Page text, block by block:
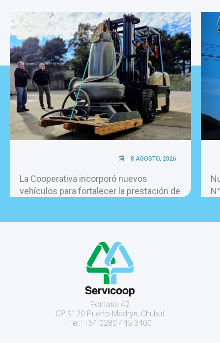
8 AGOSTO, 2026
La Cooperativa incorporó nuevos
vehículos para fortalecer la prestación de
Fontana 42
CP 9120 Puerto Madryn, Chubut
Tel.: +54 0280 445 3400